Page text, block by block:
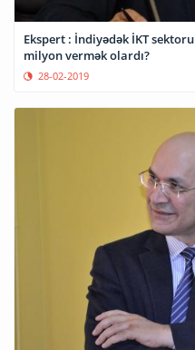
Ekspert : İndiyədək İKT
milyon vermək olardı?
28-02-2019